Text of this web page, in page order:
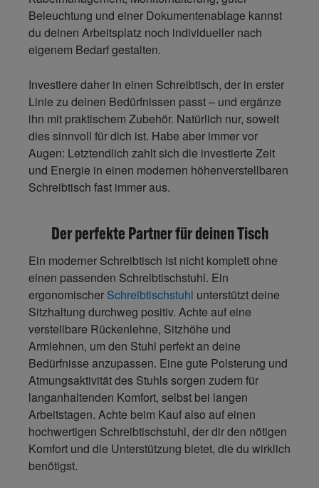
Beleuchtung und einer Dokumentenablage kannst
du deinen Arbeitsplatz noch individueller nach
eigenem Bedarf gestalten.
Investiere daher in einen Schreibtisch, der in erster
Linie zu deinen Bedürfnissen passt – und ergänze
ihn mit praktischem Zubehör. Natürlich nur, soweit
dies sinnvoll für dich ist. Habe aber immer vor
Augen: Letztendlich zahlt sich die investierte Zeit
und Energie in einen modernen höhenverstellbaren
Schreibtisch fast immer aus.
Der perfekte Partner für deinen Tisch
Ein moderner Schreibtisch ist nicht komplett ohne
einen passenden Schreibtischstuhl. Ein
ergonomischer Schreibtischstuhl unterstützt deine
Sitzhaltung durchweg positiv. Achte auf eine
verstellbare Rückenlehne, Sitzhöhe und
Armlehnen, um den Stuhl perfekt an deine
Bedürfnisse anzupassen. Eine gute Polsterung und
Atmungsaktivitätdes Stuhls sorgen zudem für
langanhaltenden Komfort, selbst bei langen
Arbeitstagen. Achte beim Kauf also auf einen
hochwertigen Schreibtischstuhl, der dir den nötigen
Komfort und die Unterstützung bietet, die du wirklich
benötigst.